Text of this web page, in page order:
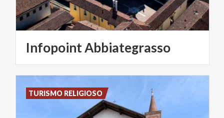
InfopointAbbiategrasso
TURISMO RELIGIOSO